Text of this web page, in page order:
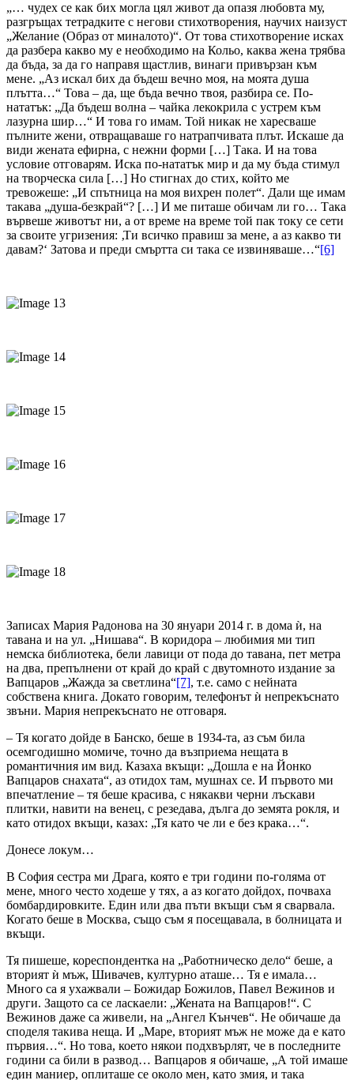
„… чудех се как бих могла цял живот да опазя любовта му,
разгръщах тетрадките с негови стихотворения, научих наизуст
„Желание (Образ от миналото)“. От това стихотворение исках
да разбера какво му е необходимо на Кольо, каква жена трябва
да бъда, за да го направя щастлив, винаги привързан към
мене. „Аз искал бих да бъдеш вечно моя, на моята душа
плътта…“ Това – да, ще бъда вечно твоя, разбира се. По-
нататък: „Да бъдеш волна – чайка лекокрила с устрем към
лазурна шир…“ И това го имам. Той никак не харесваше
пълните жени, отвращаваше го натрапчивата плът. Искаше да
види жената ефирна, с нежни форми […] Така. И на това
условие отговарям. Иска по-нататък мир и да му бъда стимул
на творческа сила […] Но стигнах до стих, който ме
тревожеше: „И спътница на моя вихрен полет“. Дали ще имам
такава „душа-безкрай“? […] И ме питаше обичам ли го… Така
вървеше животът ни, а от време на време той пак току се сети
за своите угризения: ‚Ти всичко правиш за мене, а аз какво ти
давам?‘ Затова и преди смъртта си така се извиняваше…“[6]
Записах Мария Радонова на 30 януари 2014 г. в дома ѝ, на
тавана и на ул. „Нишава“. В коридора – любимия ми тип
немска библиотека, бели лавици от пода до тавана, пет метра
на два, препълнени от край до край с двутомното издание за
Вапцаров „Жажда за светлина“[7], т.е. само с нейната
собствена книга. Докато говорим, телефонът ѝ непрекъснато
звъни. Мария непрекъснато не отговаря.
– Тя когато дойде в Банско, беше в 1934-та, аз съм била
осемгодишно момиче, точно да възприема нещата в
романтичния им вид. Казаха вкъщи: „Дошла е на Йонко
Вапцаров снахата“, аз отидох там, мушнах се. И първото ми
впечатление – тя беше красива, с някакви черни лъскави
плитки, навити на венец, с резедава, дълга до земята рокля, и
като отидох вкъщи, казах: „Тя като че ли е без крака…“.
Донесе локум…
В София сестра ми Драга, която е три години по-голяма от
мене, много често ходеше у тях, а аз когато дойдох, почваха
бомбардировките. Един или два пъти вкъщи съм я сварвала.
Когато беше в Москва, също съм я посещавала, в болницата и
вкъщи.
Тя пишеше, кореспондентка на „Работническо дело“ беше, а
вторият ѝ мъж, Шивачев, културно аташе… Тя е имала…
Много са я ухажвали – Божидар Божилов, Павел Вежинов и
други. Защото са се ласкаели: „Жената на Вапцаров!“. С
Вежинов даже са живели, на „Ангел Кънчев“. Не обичаше да
споделя такива неща. И „Маре, вторият мъж не може да е като
първия…“. Но това, което някои подхвърлят, че в последните
години са били в развод… Вапцаров я обичаше, „А той имаше
един маниер, оплиташе се около мен, като змия, и така